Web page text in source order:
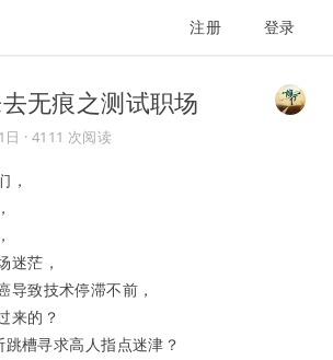
注册 登录
无痕之测试职场
日 · 4111 次阅读
，
迷茫，
导致技术停滞不前，
来的？
槽寻求高人指点迷津？